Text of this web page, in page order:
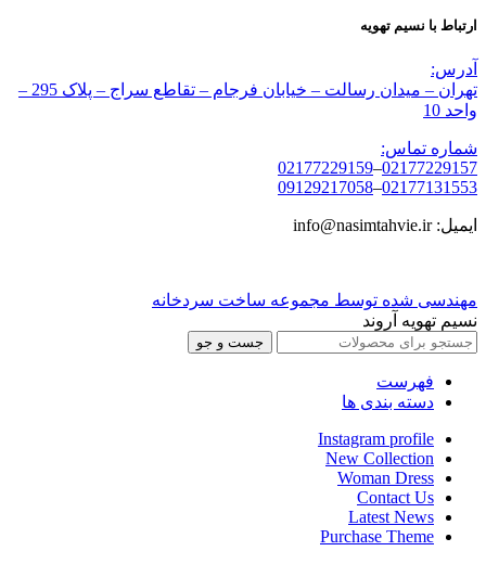
ارتباط با نسیم تهویه
آدرس:
تهران – میدان رسالت – خیابان فرجام – تقاطع سراج – پلاک 295 –
واحد 10
شماره تماس:
02177229157
–
02177229159
02177131553
–
09129217058
ایمیل: info@nasimtahvie.ir
مهندسی شده توسط مجموعه ساخت سردخانه
نسیم تهویه آروند
جست و جو
فهرست
دسته بندی ها
Instagram profile
New Collection
Woman Dress
Contact Us
Latest News
Purchase Theme